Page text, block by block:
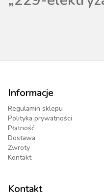
Informacje
Regulamin sklepu
Polityka prywatności
Płatność
Dostawa
Zwroty
Kontakt
Kontakt